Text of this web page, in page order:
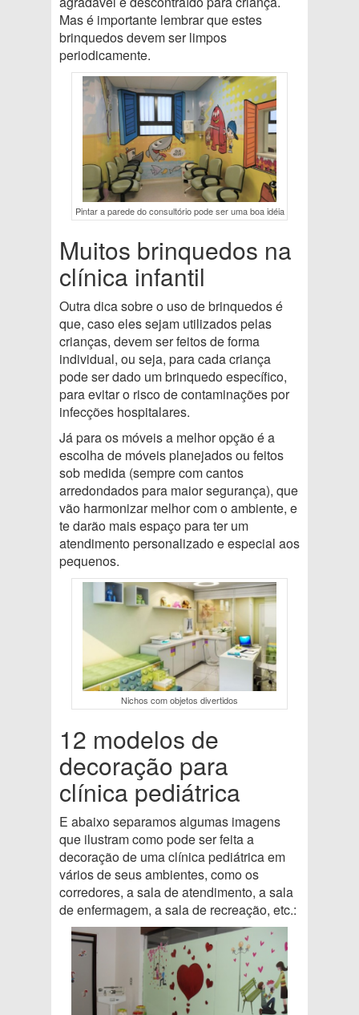
Mas é importante lembrar que estes
brinquedos devem ser limpos
periodicamente.
Pintar a parede do consultório pode ser uma boa idéia
Muitos brinquedos na
clínica infantil
Outra dica sobre o uso de brinquedos é
que, caso eles sejam utilizados pelas
crianças, devem ser feitos de forma
individual, ou seja, para cada criança
pode ser dado um brinquedo específico,
para evitar o risco de contaminações por
infecções hospitalares.
Já para os móveis a melhor opção é a
escolha de móveis planejados ou feitos
sob medida (sempre com cantos
arredondados para maior segurança), que
vão harmonizar melhor com o ambiente, e
te darão mais espaço para ter um
atendimento personalizado e especial aos
pequenos.
Nichos com objetos divertidos
12 modelos de
decoração para
clínica pediátrica
E abaixo separamos algumas imagens
que ilustram como pode ser feita a
decoração de uma clínica pediátrica em
vários de seus ambientes, como os
corredores, a sala de atendimento, a sala
de enfermagem, a sala de recreação, etc.: